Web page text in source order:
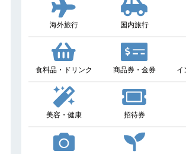
海外旅行 国内旅行
食料品・ドリンク 商品券・金券 イ
美容・健康 招待券